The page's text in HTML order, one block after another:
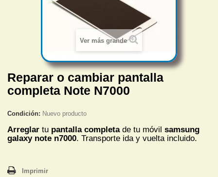
Ver más grande
Reparar o cambiar pantalla
completa Note N7000
Condición: Nuevo producto
Arreglar tu pantalla completa de tu móvil samsung
galaxy note n7000. Transporte ida y vuelta incluido.
Imprimir